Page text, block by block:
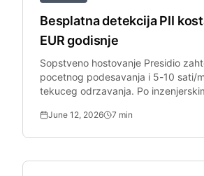
Besplatna detekcija PII
EUR godisnje
Sopstveno hostovanje Presidio
pocetnog podesavanja i 5-10 sati/
tekuceg odrzavanja. Po
June 12, 2026 7 min